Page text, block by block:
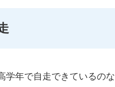
学年で自走できているの